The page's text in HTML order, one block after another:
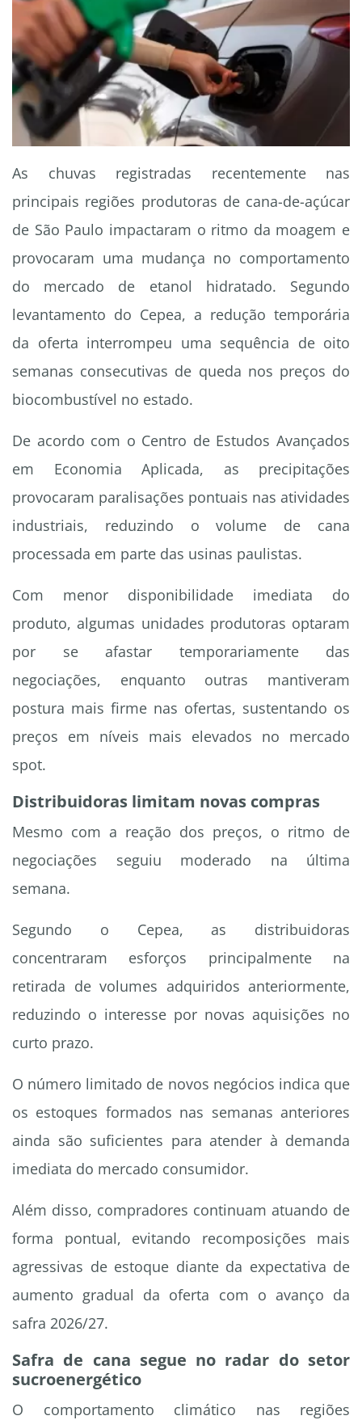
As chuvas registradas recentemente nas
principais regiões produtoras de cana-de-açúcar
de São Paulo impactaram o ritmo da moagem e
provocaram uma mudança no comportamento
do mercado de etanol hidratado. Segundo
levantamento do Cepea, a redução temporária
da oferta interrompeu uma sequência de oito
semanas consecutivas de queda nos preços do
biocombustível no estado.
De acordo com o Centro de Estudos Avançados
em Economia Aplicada, as precipitações
provocaram paralisações pontuais nas atividades
industriais, reduzindo o volume de cana
processada em parte das usinas paulistas.
Com menor disponibilidade imediata do
produto, algumas unidades produtoras optaram
por se afastar temporariamente das
negociações, enquanto outras mantiveram
postura mais firme nas ofertas, sustentando os
preços em níveis mais elevados no mercado
spot.
Distribuidoras limitam novas compras
Mesmo com a reação dos preços, o ritmo de
negociações seguiu moderado na última
semana.
Segundo o Cepea, as distribuidoras
concentraram esforços principalmente na
retirada de volumes adquiridos anteriormente,
reduzindo o interesse por novas aquisições no
curto prazo.
O número limitado de novos negócios indica que
os estoques formados nas semanas anteriores
ainda são suficientes para atender à demanda
imediata do mercado consumidor.
Além disso, compradores continuam atuando de
forma pontual, evitando recomposições mais
agressivas de estoque diante da expectativa de
aumento gradual da oferta com o avanço da
safra 2026/27.
Safra de cana segue no radar do setor
sucroenergético
O comportamento climático nas regiões